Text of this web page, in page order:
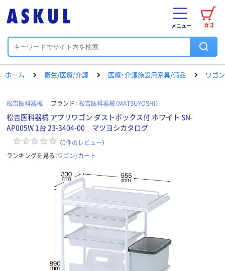
カゴ
メニュー
ホーム 衛生/医療/介護 医療・介護施設用家具/備品 ワゴ
松吉医科器械 ブランド： 松吉医科器械（MATSUYOSHI）
松吉医科器械 アプリワゴン ダストボックス付 ホワイト SN-
AP005W 1台 23-3404-00 マツヨシカタログ
（0件のレビュー）
ランキングを見る：ワゴン/カート